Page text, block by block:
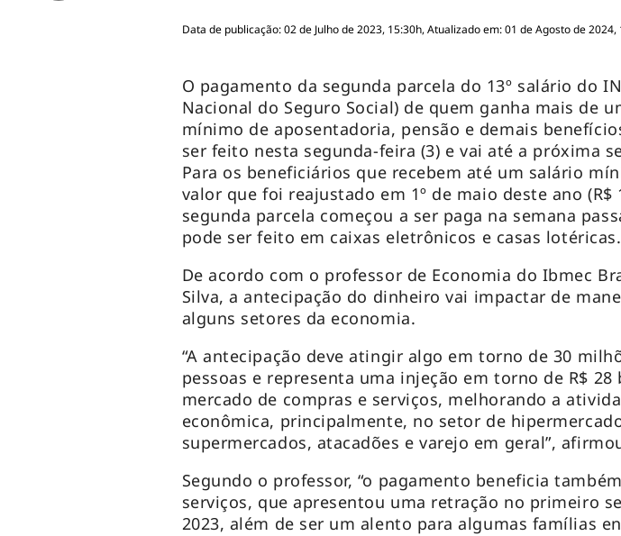
Data de publicação: 02 de Julho de 2023, 15:30h, Atualizado em: 01 de Agosto de 2024,
O pagamento da segunda parcela do 13º salário do
Nacional do Seguro Social) de quem ganha mais de
mínimo de aposentadoria, pensão e demais
ser feito nesta segunda-feira (3) e vai até a próxima
Para os beneficiários que recebem até um salário
valor que foi reajustado em 1º de maio deste ano (R$
segunda parcela começou a ser paga na semana
pode ser feito em caixas eletrônicos e casas lotéricas.
De acordo com o professor de Economia do Ibmec
Silva, a antecipação do dinheiro vai impactar de
alguns setores da economia.
“A antecipação deve atingir algo em torno de 30
pessoas e representa uma injeção em torno de R$ 28
mercado de compras e serviços, melhorando a
econômica, principalmente, no setor de
supermercados, atacadões e varejo em geral”,
Segundo o professor, “o pagamento beneficia
serviços, que apresentou uma retração no primeiro
2023, além de ser um alento para algumas famílias